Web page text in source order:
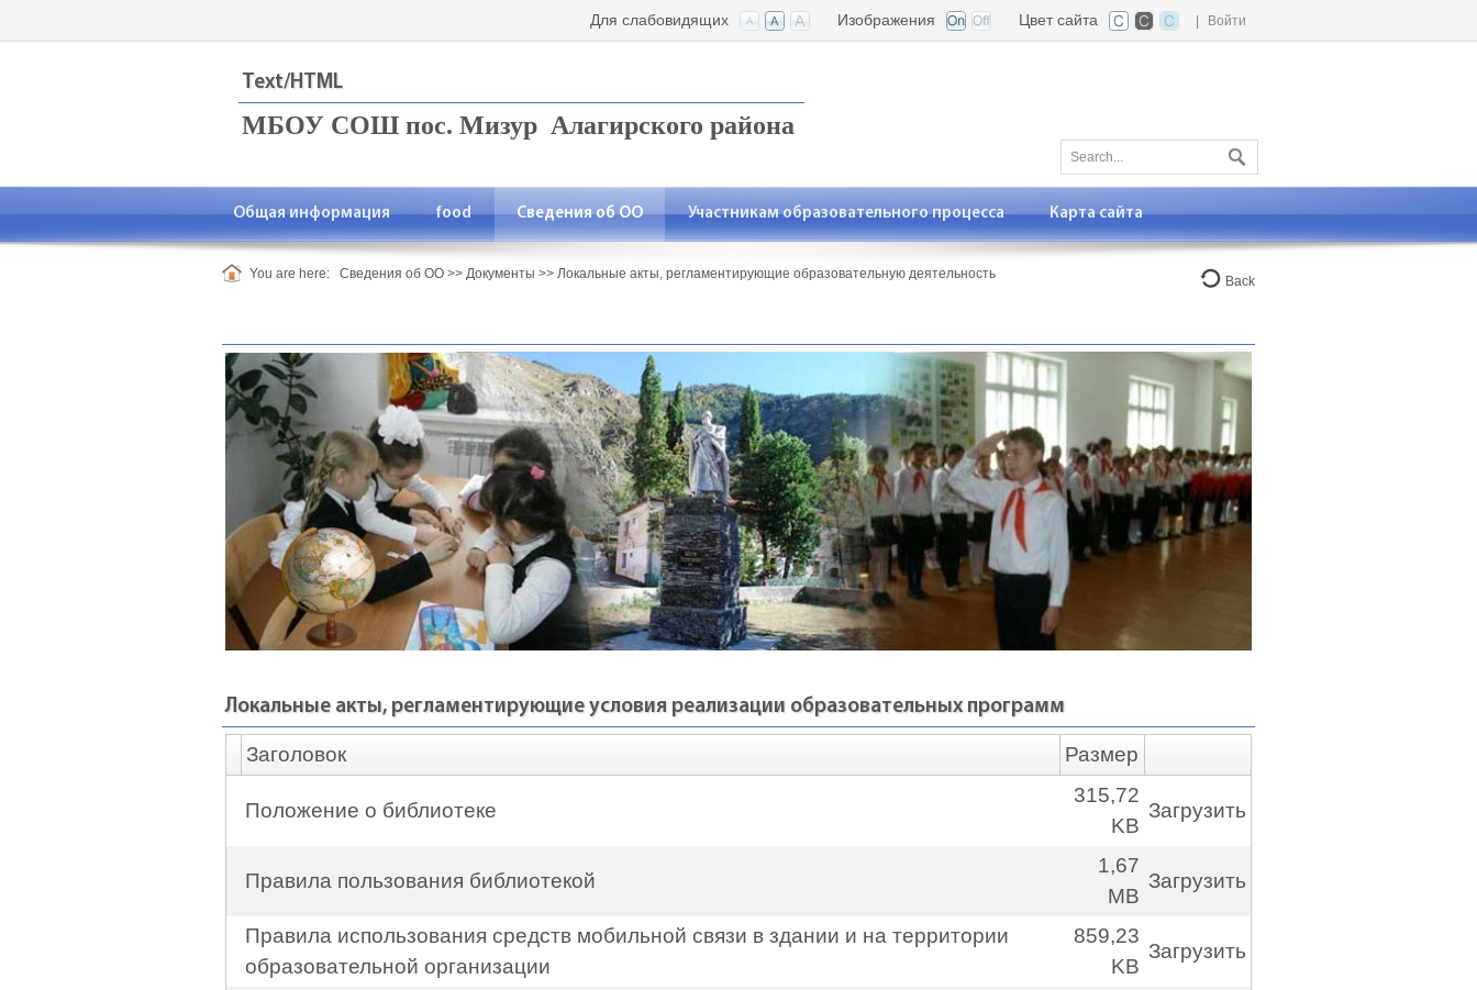
Войти
Цвет сайта
Изображения
Для слабовидящих
Text/HTML
МБОУ СОШ пос. Мизур Алагирского района
Общая информация food Сведения об ОО Участникам образовательного процесса Карта сайта
You are here: Сведения об ОО >> Документы >> Локальные акты, регламентирующие образовательную деятельность Back
Локальные акты, регламентирующие условия реализации образовательных программ
Заголовок Размер
Положение о библиотеке
315,72
KB
Загрузить
Правила пользования библиотекой
1,67
MB
Загрузить
Правила использования средств мобильной связи в здании и на территории
образовательной организации
859,23
KB
Загрузить